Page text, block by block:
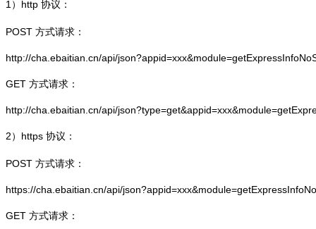
1） http 协议：
POST 方式请求：
http://cha.ebaitian.cn/api/
GET 方式请求：
http://cha.ebaitian.cn/api/
2） https 协议：
POST 方式请求：
https://cha.ebaitian.cn/api/
GET 方式请求：